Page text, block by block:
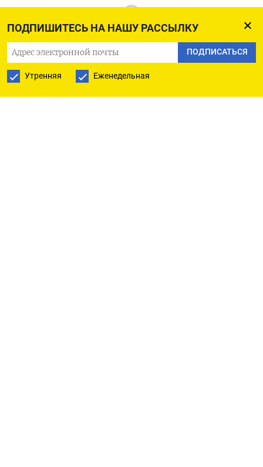
ПОДПИШИТЕСЬ НА НАШУ РАССЫЛКУ
ПОДПИСАТЬСЯ
Утренняя Еженедельная